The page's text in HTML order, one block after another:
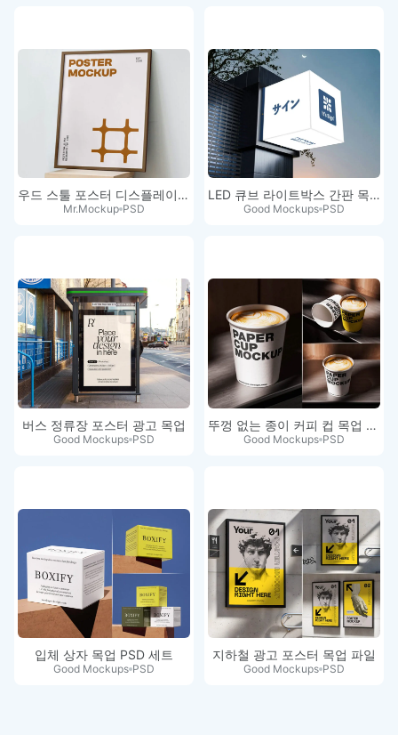
우드 스툴 포스터 디스플레이 목업
Mr.Mockup PSD
LED 큐브 라이트박스 간판 목업 PSD
Good Mockups PSD
버스 정류장 포스터 광고 목업
Good Mockups PSD
뚜껑 없는 종이 커피 컵 목업 세트
Good Mockups PSD
입체 상자 목업 PSD 세트
Good Mockups PSD
지하철 광고 포스터 목업 파일
Good Mockups PSD